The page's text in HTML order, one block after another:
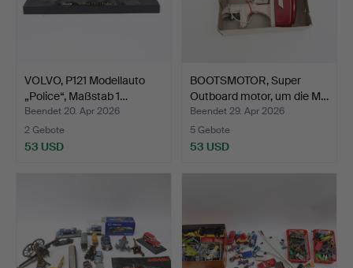
VOLVO, P121 Modellauto
„Police“, Maßstab 1…
Beendet 20. Apr 2026
2 Gebote
53 USD
BOOTSMOTOR, Super
Outboard motor, um die M…
Beendet 29. Apr 2026
5 Gebote
53 USD